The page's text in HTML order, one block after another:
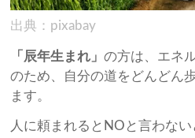
出典：pixabay
「辰年生まれ」の方は、エネ
のため、自分の道をどんどん
ます。
人に頼まれるとNOと言わな